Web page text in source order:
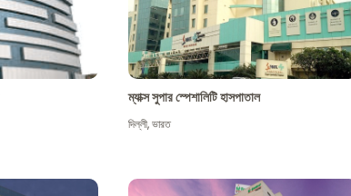
ম্যাক্স সুপার স্পেশালিটি হাসপাতাল
দিল্লী,ভারত